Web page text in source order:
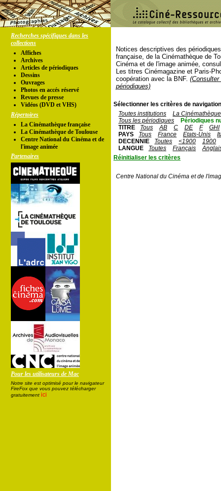
Recherches spécifiques dans les
collections
Affiches
Archives
Articles de périodiques
Dessins
Ouvrages
Photos en accés réservé
Revues de presse
Vidéos (DVD et VHS)
Répertoires
La Cinémathèque française
La Cinémathèque de Toulouse
Centre National du Cinéma et de
l'image animée
Partenaires
Pour les utilisateurs de Mac
Notre site est optimisé pour le navigateur
FireFox que vous pouvez télécharger
gratuitement ici
Notices descriptives des
française, de la Cinémathèque de
Cinéma et de l'image animée,
Les titres Cinémagazine et Paris-
coopération avec la BNF.
périodiques)
Sélectionner les critères de
Toutes institutions
La
Tous les périodiques
Périodiques
TITRE
Tous AB C DE F
GHI
PAYS
Tous France Etats-Unis
DECENNIE
Toutes <1900
1900
LANGUE
Toutes Français
Réinitialiser les critères
Centre National du Cinéma et de